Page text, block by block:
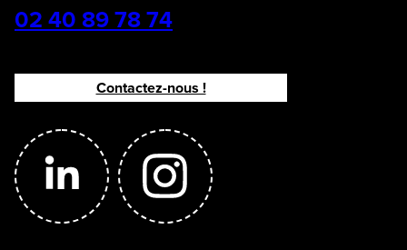
02 40 89 78 74
Contactez-nous !